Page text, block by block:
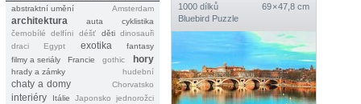
abstraktní umění Amsterdam
architektura auta
cyklistika
černobílé
delfíni déšť děti dinosauři
draci
Egypt exotika
fantasy
filmy a seriály
Francie gothic hory
hrady a zámky hudební
chaty a domy Chorvatsko
interiéry Itálie Japonsko
jednorožci
1000 dílků
69 × 47,8 cm
Bluebird Puzzle